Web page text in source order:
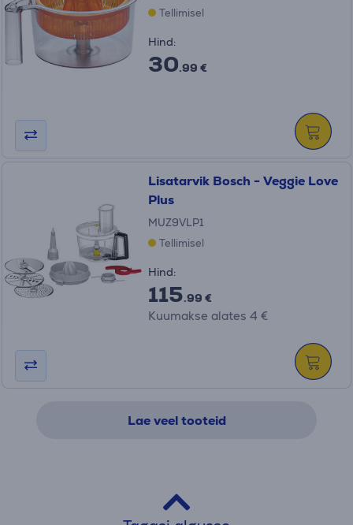
Tellimisel
Hind:
30.99 €
Lisatarvik Bosch - Veggie Love
Plus
MUZ9VLP1
Tellimisel
Hind:
115.99 €
Kuumakse alates 4 €
Lae veel tooteid